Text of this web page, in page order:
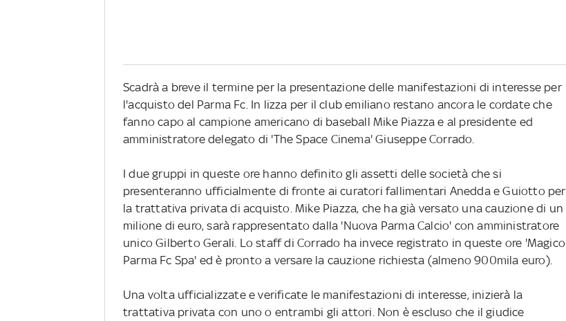
Scadrà a breve il termine per la presentazione delle manifestazioni di interesse per
l'acquisto del Parma Fc. In lizza per il club emiliano restano ancora le cordate che
fanno capo al campione americano di baseball Mike Piazza e al presidente ed
amministratore delegato di 'The Space Cinema' Giuseppe Corrado.
I due gruppi in queste ore hanno definito gli assetti delle società che si
presenteranno ufficialmente di fronte ai curatori fallimentari Anedda e Guiotto per
la trattativa privata di acquisto. Mike Piazza, che ha già versato una cauzione di un
milione di euro, sarà rappresentato dalla 'Nuova Parma Calcio' con amministratore
unico Gilberto Gerali. Lo staff di Corrado ha invece registrato in queste ore 'Magico
Parma Fc Spa' ed è pronto a versare la cauzione richiesta (almeno 900mila euro).
Una volta ufficializzate e verificate le manifestazioni di interesse, inizierà la
trattativa privata con uno o entrambi gli attori. Non è escluso che il giudice